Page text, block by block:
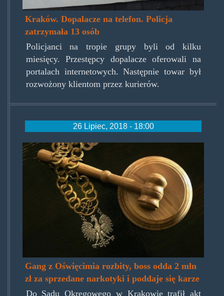
Kraków. Dopalacze na telefon. Policja
zatrzymała 13 osób
Policjanci na tropie grupy byli od kilku
miesięcy. Przestępcy dopalacze oferowali na
portalach internetowych. Następnie towar był
rozwożony klientom przez kurierów.
26 Lipiec, 2018 - 18:00
sadodlomlotek.jpg
Gang z Oświęcimia rozbity, boss odda 2 mln
zł za sprzedane narkotyki i poddaje się karze
Do Sądu Okręgowego w Krakowie trafił akt